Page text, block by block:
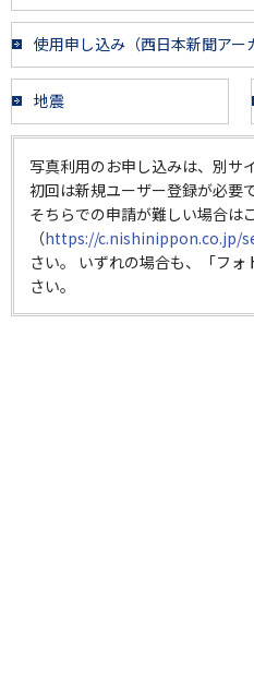
使用申し込み（西日本新聞アー
地震
写真利用のお申し込みは、別サ
初回は新規ユーザー登録が必要で
そちらでの申請が難しい場合は
（https://c.nishinippon.co.jp/
さい。 いずれの場合も、「フ
さい。